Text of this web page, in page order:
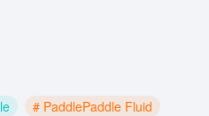
# PaddlePaddle Fluid